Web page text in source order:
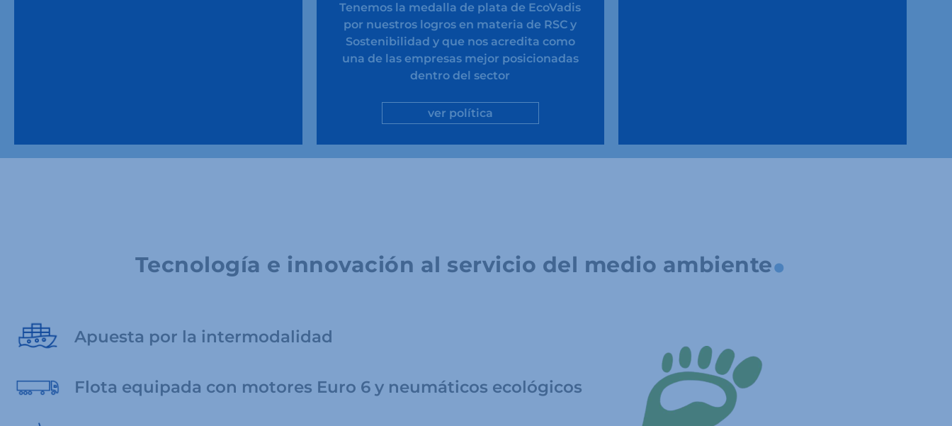
Tenemos la medalla de plata de EcoVadis
por nuestros logros en materia de RSC y
Sostenibilidad y que nos acredita como
una de las empresas mejor posicionadas
dentro del sector
ver política
Tecnología e innovación al servicio del medio ambiente.
Apuesta por la intermodalidad
Flota equipada con motores Euro 6 y neumáticos ecológicos